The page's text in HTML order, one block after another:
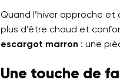
Quand l’hiver approche et
plus d’être chaud et
escargot marron : une
Une touche de